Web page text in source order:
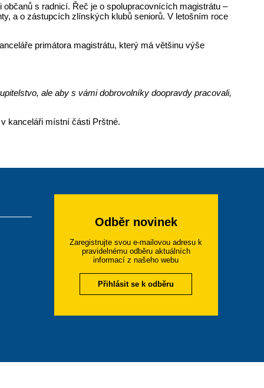
s radnicí. Řeč je o spolupracovnících magistrátu –
a o zástupcích zlínských klubů seniorů. V letošním roce
primátora magistrátu, který má většinu výše
ale aby s vámi dobrovolníky doopravdy pracovali,
kanceláři místní části Prštné.
Odběr novinek
Zaregistrujte svou e-mailovou adresu k
pravidelnému odběru aktuálních
informací z našeho webu
Přihlásit se k odběru